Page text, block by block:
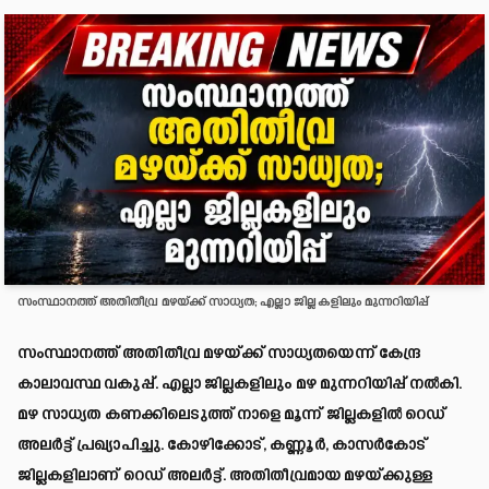
സംസ്ഥാനത്ത് അതിതീവ്ര മഴയ്ക്ക് സാധ്യത; എല്ലാ ജില്ലകളിലും മുന്നറിയിപ്പ്
സംസ്ഥാനത്ത് അതിതീവ്ര മഴയ്ക്ക് സാധ്യതയെന്ന് കേന്ദ്ര
കാലാവസ്ഥ വകുപ്പ്. എല്ലാ ജില്ലകളിലും മഴ മുന്നറിയിപ്പ് നൽകി.
മഴ സാധ്യത കണക്കിലെടുത്ത് നാളെ മൂന്ന് ജില്ലകളിൽ റെഡ്
അലർട്ട് പ്രഖ്യാപിച്ചു. കോഴിക്കോട്, കണ്ണൂർ, കാസർകോട്
ജില്ലകളിലാണ് റെഡ് അലർട്ട്. അതിതീവ്രമായ മഴയ്ക്കുള്ള